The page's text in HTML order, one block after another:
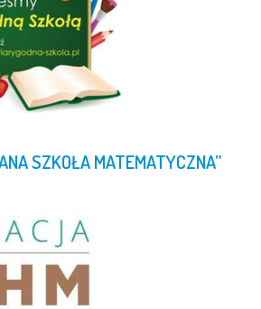
SZKOŁAMATEMATYCZNA”